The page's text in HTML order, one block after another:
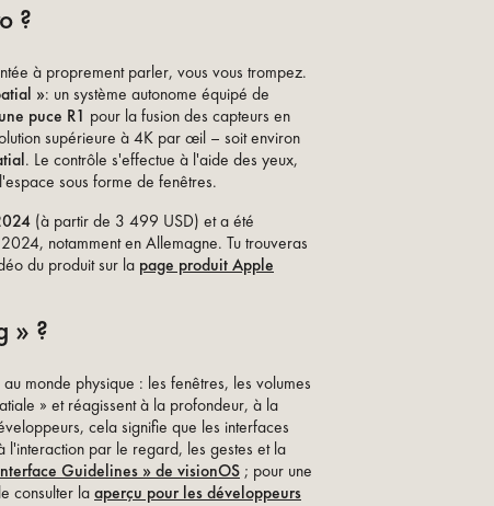
?
à proprement parler, vous vous trompez.
»: un système autonome équipé de
puce R1 pour la fusion des capteurs en
supérieure à 4K par œil – soit environ
. Le contrôle s'effectue à l'aide des yeux,
sous forme de fenêtres.
(à partir de 3 499 USD) et a été
notamment en Allemagne. Tu trouveras
du produit sur la page produit Apple
» ?
monde physique : les fenêtres, les volumes
» et réagissent à la profondeur, à la
cela signifie que les interfaces
l'interaction par le regard, les gestes et la
Guidelines » de visionOS ; pour une
consulter la aperçu pour les développeurs